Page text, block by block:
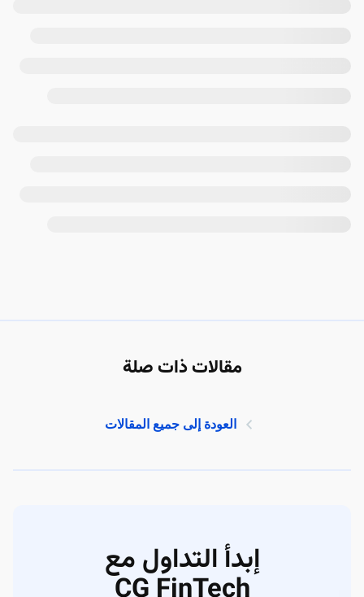
مقالات ذات صلة
العودة إلى جميع المقالات
إبدأ التداول مع